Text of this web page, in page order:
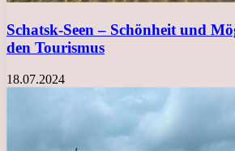
Schatsk-Seen – Schönheit und
den Tourismus
18.07.2024